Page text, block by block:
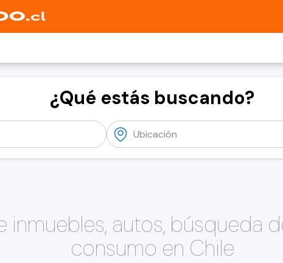
¿Qué estás buscando?
inmuebles, autos, búsqueda
consumo en Chile